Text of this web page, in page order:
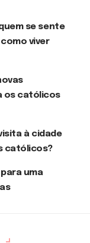
se sente
viver
os católicos
à cidade
católicos?
uma